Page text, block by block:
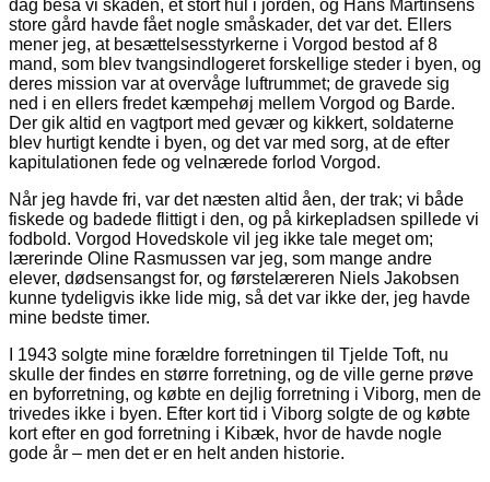
dag beså vi skaden, et stort hul i jorden, og Hans Martinsens
store gård havde fået nogle småskader, det var det. Ellers
mener jeg, at besættelsesstyrkerne i Vorgod bestod af 8
mand, som blev tvangsindlogeret forskellige steder i byen, og
deres mission var at overvåge luftrummet; de gravede sig
ned i en ellers fredet kæmpehøj mellem Vorgod og Barde.
Der gik altid en vagtport med gevær og kikkert, soldaterne
blev hurtigt kendte i byen, og det var med sorg, at de efter
kapitulationen fede og velnærede forlod Vorgod.
Når jeg havde fri, var det næsten altid åen, der trak; vi både
fiskede og badede flittigt i den, og på kirkepladsen spillede vi
fodbold. Vorgod Hovedskole vil jeg ikke tale meget om;
lærerinde Oline Rasmussen var jeg, som mange andre
elever, dødsensangst for, og førstelæreren Niels Jakobsen
kunne tydeligvis ikke lide mig, så det var ikke der, jeg havde
mine bedste timer.
I 1943 solgte mine forældre forretningen til Tjelde Toft, nu
skulle der findes en større forretning, og de ville gerne prøve
en byforretning, og købte en dejlig forretning i Viborg, men de
trivedes ikke i byen. Efter kort tid i Viborg solgte de og købte
kort efter en god forretning i Kibæk, hvor de havde nogle
gode år – men det er en helt anden historie.